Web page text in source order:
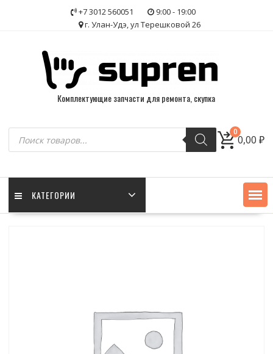
+7 3012 560051
9:00 - 19:00
г. Улан-Удэ, ул Терешковой 26
Комплектующие запчасти для ремонта, скупка
Поиск
товаров
0
0,00₽
КАТЕГОРИИ